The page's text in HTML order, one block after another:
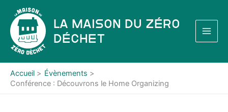
contenu
La Maison du Zéro
Déchet
Accueil
Évènements
Conférence : Découvrons le Home Organizing